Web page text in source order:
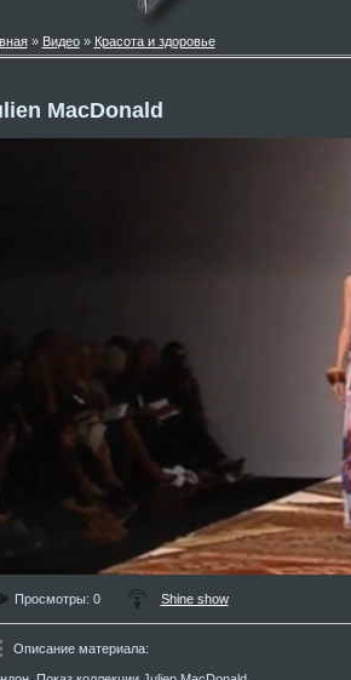
» Видео» Красота и здоровье
MacDonald
Просмотры: 0 Shine show
Описание материала: